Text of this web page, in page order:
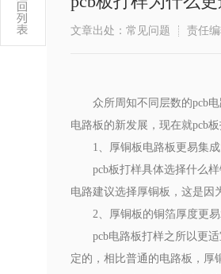
文章出处：常见问题 责任
众所周知不同层数的pcb
电路板的新发展，现在就pcb
1、厚铜板电路板更易集
pcb板打样具体选择什么
电路建议选择厚铜板，这是因
2、厚铜板的铜箔厚度更
pcb电路板打样之所以更
定的，相比普通的电路板，厚